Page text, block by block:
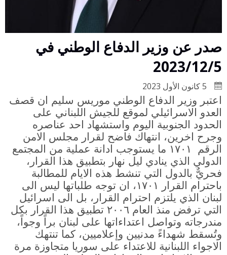
صدر عن وزير الدفاع الوطني في
2023/12/5
اعتبر وزير الدفاع الوطني موريس سليم ان قصف
العدو الاسرائيلي لموقع للجيش اللبناني على
الحدود الجنوبية اليوم واستشهاد احد عناصره
وجرح اخرين، انتهاك فاضح لقرار مجلس الامن
الرقم ١٧٠١ ما يستوجب ادانة عملية من المجتمع
الدولي الذي ينادي ليل نهار بتطبيق هذا القرار،
فحريٌّ بالدول التي تنشط هذه الايام للمطالبة
باحترام القرار ١٧٠١، ان توجه طلباتها ليس الى
لبنان الذي يلتزم احترام القرار، بل الى اسرائيل
التي ترفض منذ العام ٢٠٠٦ تطبيق هذا القرار بكل
مندرجاته وتواصل اعتداءاتها على لبنان براً وجواً،
وتُسقط شهداءً مدنيين وإعلاميين، كما تنتهك
الاجواء اللبنانية للاعتداء على سوريا متجاوزة مرة